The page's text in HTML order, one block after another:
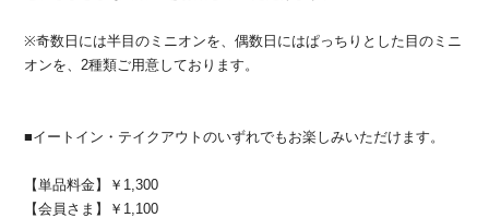
※奇数日には半目のミニオンを、偶数日にはぱっちりとした目のミニ
オンを、2種類ご用意しております。
■イートイン・テイクアウトのいずれでもお楽しみいただけます。
【単品料金】￥1,300
【会員さま】￥1,100